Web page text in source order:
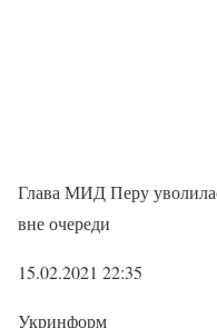
Глава МИД Перу
вне очереди
15.02.2021 22:35
Укринформ